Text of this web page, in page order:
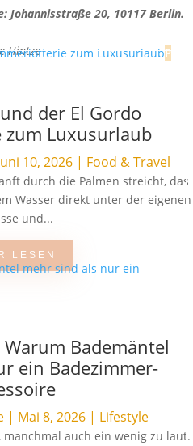
Johannisstraße 20, 10117 Berlin.
Hintze
der El Gordo
Luxusurlaub
10, 2026| Food & Travel
durch die Palmen streicht, das
Wasser direkt unter der eigenen
und...
LESEN
Bademäntel
ein Badezimmer-
| Mai 8, 2026 | Lifestyle
auch ein wenig zu laut.